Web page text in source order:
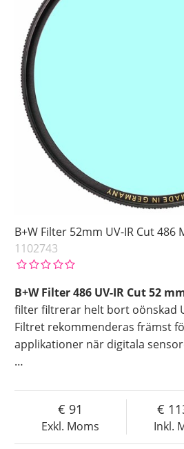
B+W Filter 52mm UV-IR Cut 486
1102743
B+W Filter 486 UV-IR Cut 52
filter filtrerar helt bort oönskad
Filtret rekommenderas främst
applikationer när digitala
…
Exkl. Moms
91
Inkl.